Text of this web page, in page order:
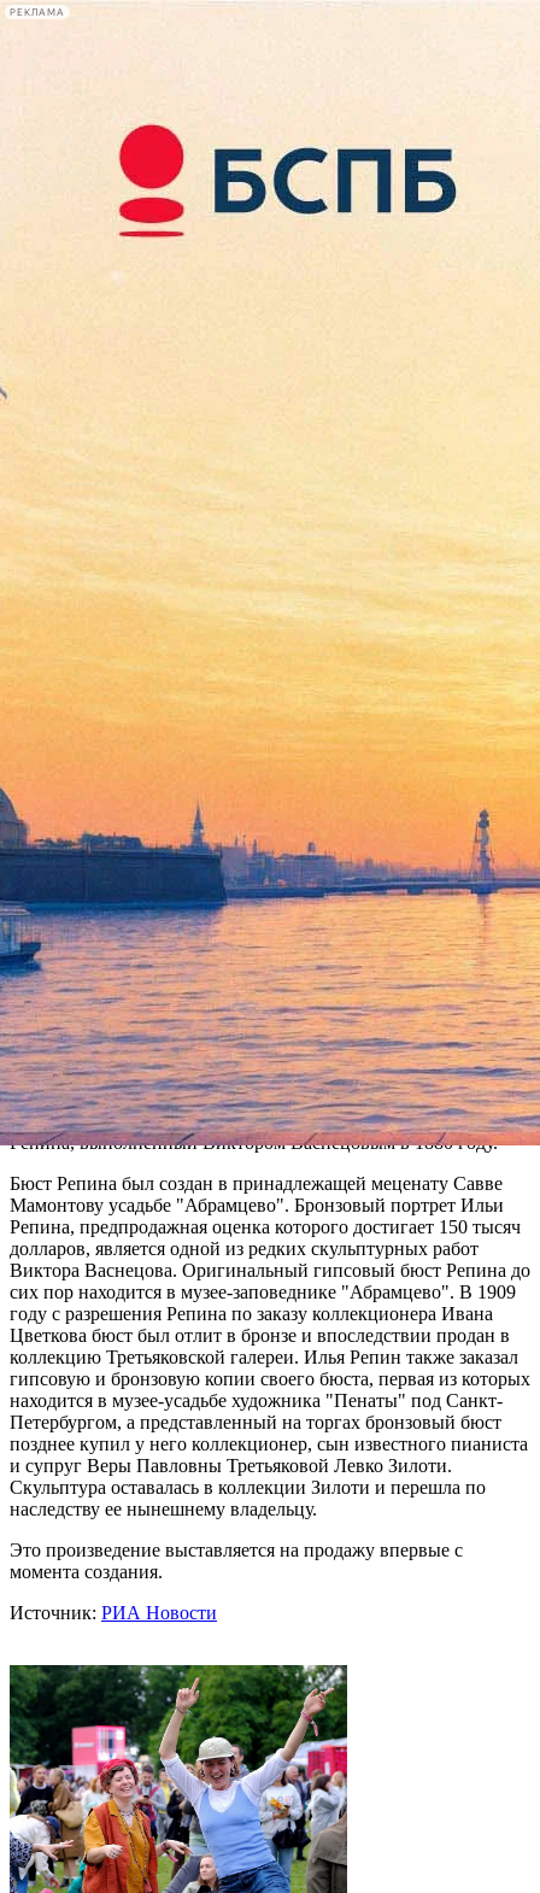
РЕКЛАМА
Сегодня:
2026.08.07
15:28
Афиша Plus
Бронзовый бюст Репина
работы Васнецова впервые
выставлен на аукцион - в
Нью-Йорке
Версия для печати
Уникальная работа художника Виктора Васнецова, бронзовый
бюст Ильи Репина, впервые выставлен на аукцион Christie`s в
Нью-Йорке в рамках торгов предметами русского искусства.
Как ожидают организаторы торгов, общий объем продаж
аукциона, на котором представлены более 140 предметов
русского искусства, превысит 1,9 миллиона долларов. В числе
представленных к продаже картин, икон, серебряной посуды
и портсигаров мастерской Фаберже, золотых украшений и
фарфора особое место занимает скульптурный портрет Ильи
Репина, выполненный Виктором Васнецовым в 1880 году.
Бюст Репина был создан в принадлежащей меценату Савве
Мамонтову усадьбе "Абрамцево". Бронзовый портрет Ильи
Репина, предпродажная оценка которого достигает 150 тысяч
долларов, является одной из редких скульптурных работ
Виктора Васнецова. Оригинальный гипсовый бюст Репина до
сих пор находится в музее-заповеднике "Абрамцево". В 1909
году с разрешения Репина по заказу коллекционера Ивана
Цветкова бюст был отлит в бронзе и впоследствии продан в
коллекцию Третьяковской галереи. Илья Репин также заказал
гипсовую и бронзовую копии своего бюста, первая из которых
находится в музее-усадьбе художника "Пенаты" под Санкт-
Петербургом, а представленный на торгах бронзовый бюст
позднее купил у него коллекционер, сын известного пианиста
и супруг Веры Павловны Третьяковой Левко Зилоти.
Скульптура оставалась в коллекции Зилоти и перешла по
наследству ее нынешнему владельцу.
Это произведение выставляется на продажу впервые с
момента создания.
Источник: РИА Новости